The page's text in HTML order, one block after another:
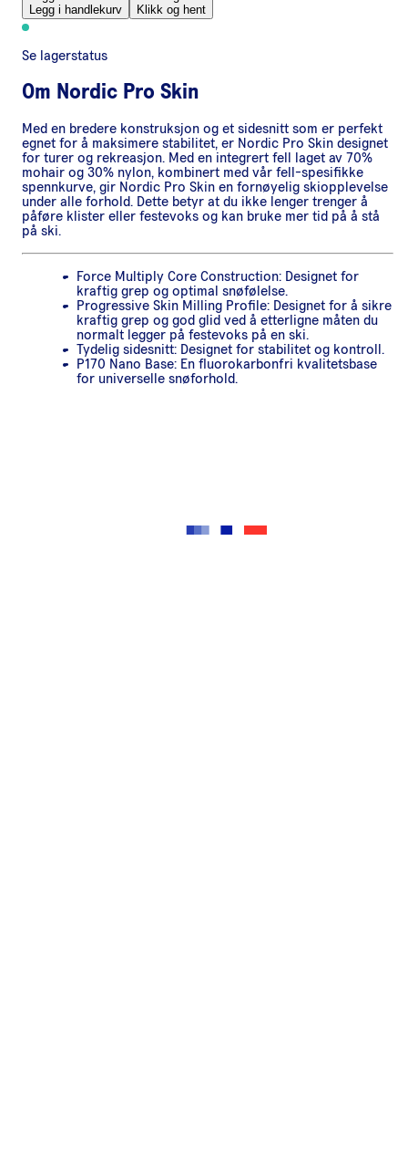
Legg i handlekurv
Klikk og hent
Se lagerstatus
Om Nordic Pro Skin
Med en bredere konstruksjon og et sidesnitt som er perfekt
egnet for å maksimere stabilitet, er Nordic Pro Skin designet
for turer og rekreasjon. Med en integrert fell laget av 70%
mohair og 30% nylon, kombinert med vår fell-spesifikke
spennkurve, gir Nordic Pro Skin en fornøyelig skiopplevelse
under alle forhold. Dette betyr at du ikke lenger trenger å
påføre klister eller festevoks og kan bruke mer tid på å stå
på ski.
Force Multiply Core Construction: Designet for
kraftig grep og optimal snøfølelse.
Progressive Skin Milling Profile: Designet for å sikre
kraftig grep og god glid ved å etterligne måten du
normalt legger på festevoks på en ski.
Tydelig sidesnitt: Designet for stabilitet og kontroll.
P170 Nano Base: En fluorokarbonfri kvalitetsbase
for universelle snøforhold.